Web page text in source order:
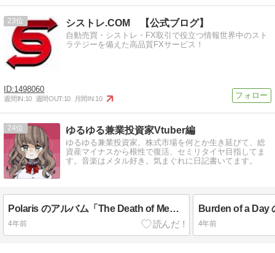
23 シストレ.COM 【公式ブログ】
自動売買・シストレ・FX取引で役立つ情報世界中のスト
ラテジーを備えた高品質FXサービス！
1498060
週間IN:10 週間OUT:10 月間IN:10
24 ゆるゆる兼業投資家Vtuber編
ゆるゆる兼業投資家。株式市場を何とか生き延びて、総
資産マイナスから根性で復活、セミリタイヤ目指してま
す。音楽はメタル好き。気まぐれに日記書いてます。
Polaris のアルバム「The Death of Me」を最近よく聴いてます
4年前 4年前